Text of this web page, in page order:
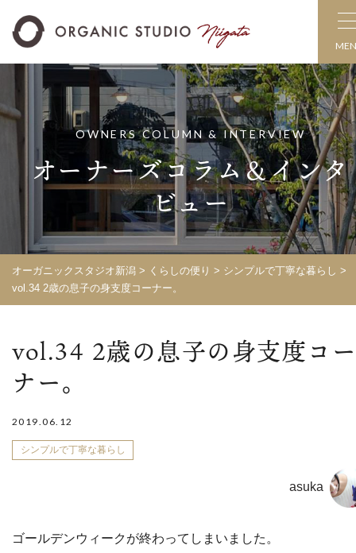
OWNERS COLUMN & INTERVIEW
オーナーズコラム＆インタ
ビュー
オーガニックスタジオ新潟 > くらしの便り > シンプルで丁寧な暮らし >
vol.34 2歳の息子の身支度コーナー。
vol.34 2歳の息子の身支度コー
ナー。
2019.06.12
シンプルで丁寧な暮らし
asuka
ゴールデンウィークが終わってしまいました。